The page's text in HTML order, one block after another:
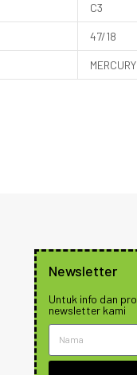
C3
47/18
Newsletter
Untuk info dan
newsletter kami